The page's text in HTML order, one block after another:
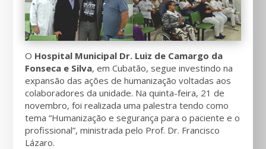
O Hospital Municipal Dr. Luiz de Camargo da
Fonseca e Silva, em Cubatão, segue investindo na
expansão das ações de humanização voltadas aos
colaboradores da unidade. Na quinta-feira, 21 de
novembro, foi realizada uma palestra tendo como
tema “Humanização e segurança para o paciente e o
profissional”, ministrada pelo Prof. Dr. Francisco
Lázaro.